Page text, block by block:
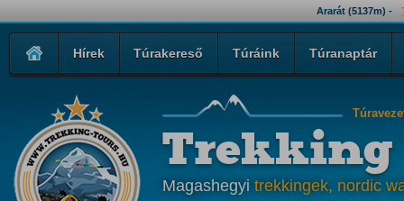
Ararát (5137m) -
Hírek Túrakereső Túráink Túranaptár
Trekking
Magashegyi trekkingek, nordic